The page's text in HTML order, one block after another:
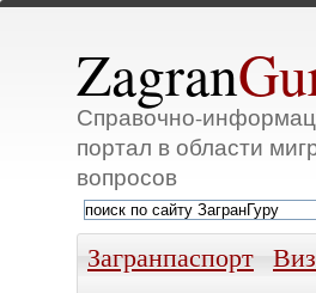
Zagran
Справочно-
портал в области
вопросов
Загранпаспорт